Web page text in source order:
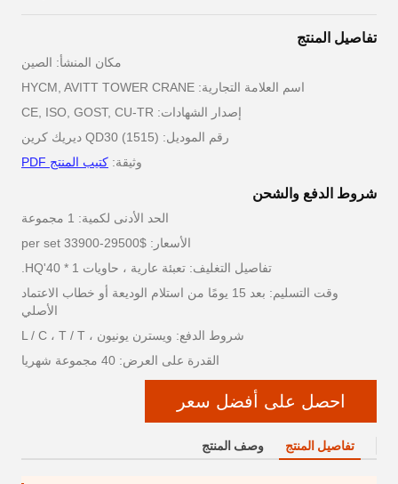
تفاصيل المنتج
مكان المنشأ: الصين
اسم العلامة التجارية: HYCM, AVITT TOWER CRANE
إصدار الشهادات: CE, ISO, GOST, CU-TR
رقم الموديل: QD30 (1515) ديريك كرين
وثيقة: كتيب المنتج PDF
شروط الدفع والشحن
الحد الأدنى لكمية: 1 مجموعة
الأسعار: $29500-33900 per set
تفاصيل التغليف: تعبئة عارية ، حاويات 1 * 40'HQ.
وقت التسليم: بعد 15 يومًا من استلام الوديعة أو خطاب الاعتماد
الأصلي
شروط الدفع: ويسترن يونيون ، L / C ، T / T
القدرة على العرض: 40 مجموعة شهريا
احصل على أفضل سعر
تفاصيل المنتج وصف المنتج